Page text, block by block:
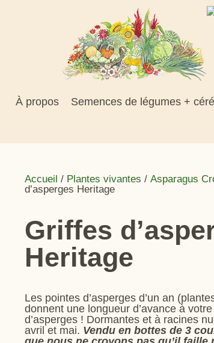
À propos Semences de légumes +
Accueil / Plantes vivantes /Asparagus
d’asperges Heritage
Griffes
Heritage
Les pointes d’asperges d’un an
donnent une longueur d’avance à
d’asperges ! Dormantes et à racines
avril et mai. Vendu en bottes de 3